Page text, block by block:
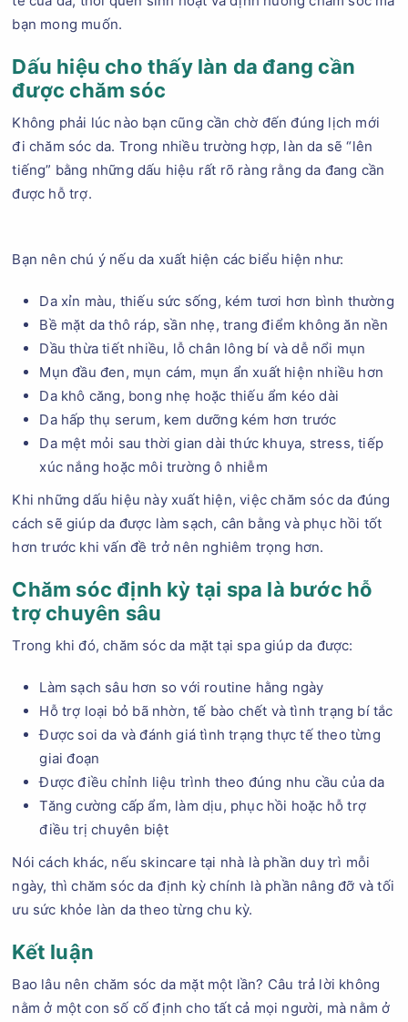
bạn mong muốn.
Dấu hiệu cho thấy làn da đang cần
được chăm sóc
Không phải lúc nào bạn cũng cần chờ đến đúng lịch mới
đi chăm sóc da. Trong nhiều trường hợp, làn da sẽ “lên
tiếng” bằng những dấu hiệu rất rõ ràng rằng da đang cần
được hỗ trợ.
Bạn nên chú ý nếu da xuất hiện các biểu hiện như:
Da xỉn màu, thiếu sức sống, kém tươi hơn bình thường
Bề mặt da thô ráp, sần nhẹ, trang điểm không ăn nền
Dầu thừa tiết nhiều, lỗ chân lông bí và dễ nổi mụn
Mụn đầu đen, mụn cám, mụn ẩn xuất hiện nhiều hơn
Da khô căng, bong nhẹ hoặc thiếu ẩm kéo dài
Da hấp thụ serum, kem dưỡng kém hơn trước
Da mệt mỏi sau thời gian dài thức khuya, stress, tiếp
xúc nắng hoặc môi trường ô nhiễm
Khi những dấu hiệu này xuất hiện, việc chăm sóc da đúng
cách sẽ giúp da được làm sạch, cân bằng và phục hồi tốt
hơn trước khi vấn đề trở nên nghiêm trọng hơn.
Chăm sóc định kỳ tại spa là bước hỗ
trợ chuyên sâu
Trong khi đó, chăm sóc da mặt tại spa giúp da được:
Làm sạch sâu hơn so với routine hằng ngày
Hỗ trợ loại bỏ bã nhờn, tế bào chết và tình trạng bí tắc
Được soi da và đánh giá tình trạng thực tế theo từng
giai đoạn
Được điều chỉnh liệu trình theo đúng nhu cầu của da
Tăng cường cấp ẩm, làm dịu, phục hồi hoặc hỗ trợ
điều trị chuyên biệt
Nói cách khác, nếu skincare tại nhà là phần duy trì mỗi
ngày, thì chăm sóc da định kỳ chính là phần nâng đỡ và tối
ưu sức khỏe làn da theo từng chu kỳ.
Kết luận
Bao lâu nên chăm sóc da mặt một lần? Câu trả lời không
nằm ở một con số cố định cho tất cả mọi người, mà nằm ở